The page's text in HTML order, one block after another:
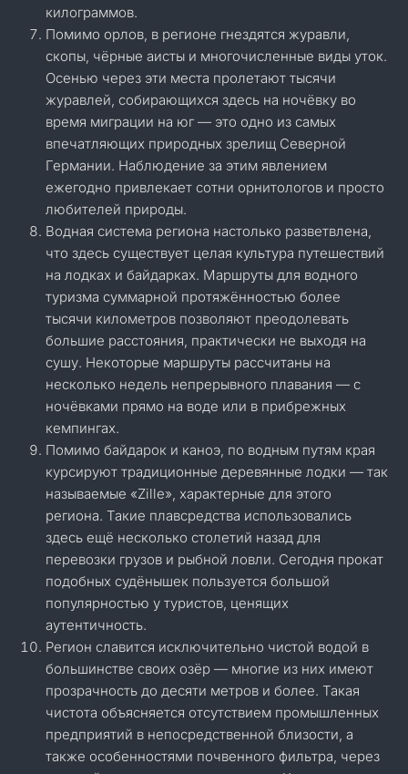
килограммов.
Помимо орлов, в регионе гнездятся журавли,
скопы, чёрные аисты и многочисленные виды уток.
Осенью через эти места пролетают тысячи
журавлей, собирающихся здесь на ночёвку во
время миграции на юг — это одно из самых
впечатляющих природных зрелищ Северной
Германии. Наблюдение за этим явлением
ежегодно привлекает сотни орнитологов и просто
любителей природы.
Водная система региона настолько разветвлена,
что здесь существует целая культура путешествий
на лодках и байдарках. Маршруты для водного
туризма суммарной протяжённостью более
тысячи километров позволяют преодолевать
большие расстояния, практически не выходя на
сушу. Некоторые маршруты рассчитаны на
несколько недель непрерывного плавания — с
ночёвками прямо на воде или в прибрежных
кемпингах.
Помимо байдарок и каноэ, по водным путям края
курсируют традиционные деревянные лодки — так
называемые «Zille», характерные для этого
региона. Такие плавсредства использовались
здесь ещё несколько столетий назад для
перевозки грузов и рыбной ловли. Сегодня прокат
подобных судёнышек пользуется большой
популярностью у туристов, ценящих
аутентичность.
Регион славится исключительно чистой водой в
большинстве своих озёр — многие из них имеют
прозрачность до десяти метров и более. Такая
чистота объясняется отсутствием промышленных
предприятий в непосредственной близости, а
также особенностями почвенного фильтра, через